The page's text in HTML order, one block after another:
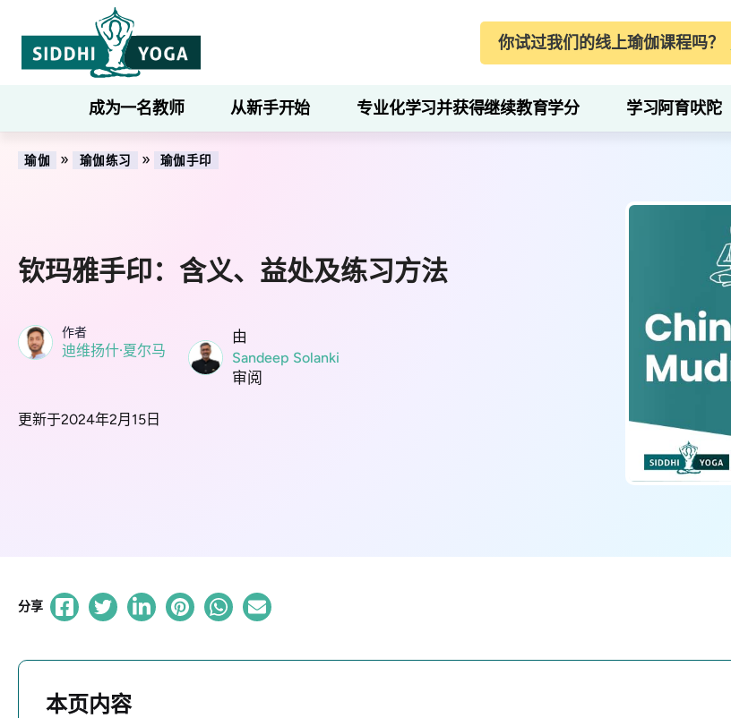
你试过我们的线上瑜伽课程吗？
成为一名教师 从新手开始 专业化学习并获得继续教育学分 学习阿育吠陀
瑜伽 » 瑜伽练习 » 瑜伽手印
钦玛雅手印：含义、益处及练习方法
作者
迪维扬什·夏尔马
由
Sandeep Solanki
审阅
更新于2024年2月15日
分享
本页内容